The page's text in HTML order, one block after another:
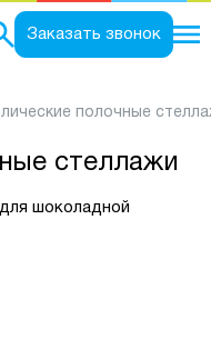
Заказать звонок
полочные
стеллажи
шоколадной